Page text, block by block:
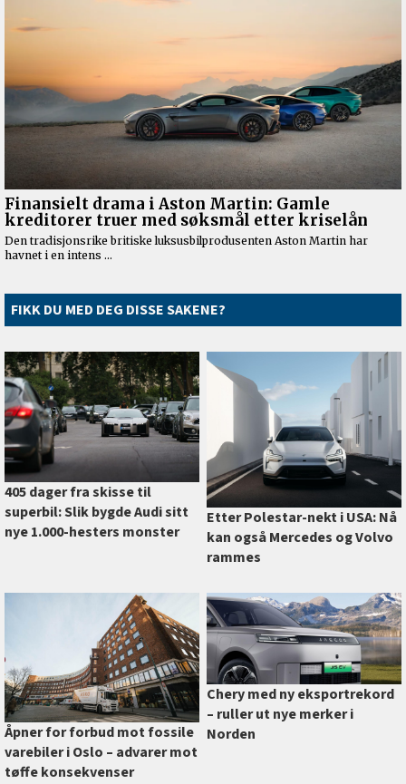
FIKK DU MED DEG DISSE SAKENE?
405 dager fra skisse til
superbil: Slik bygde Audi sitt
nye 1.000-hesters monster
Etter Polestar-nekt i USA: Nå
kan også Mercedes og Volvo
rammes
Åpner for forbud mot fossile
varebiler i Oslo –⁠ advarer mot
tøffe konsekvenser
Chery med ny eksportrekord
–⁠ ruller ut nye merker i
Norden